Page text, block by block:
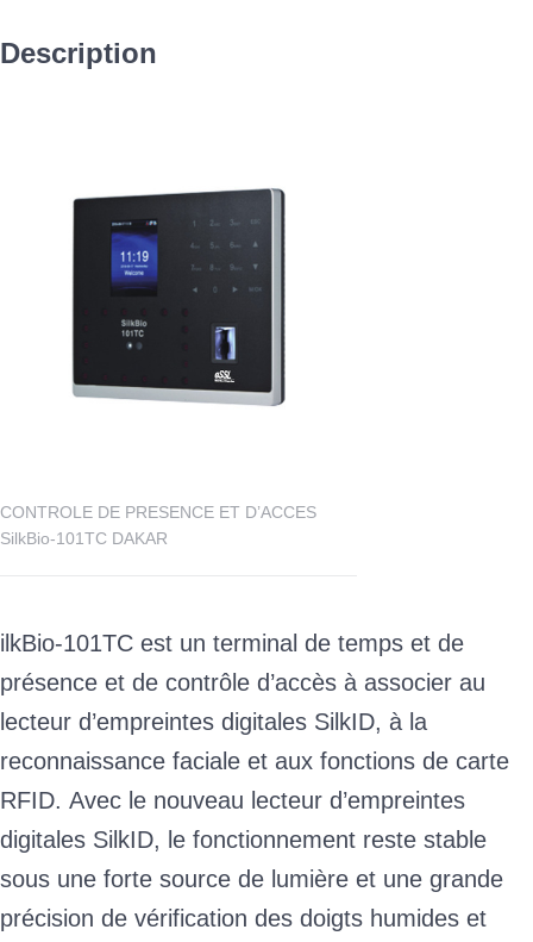
Description
CONTROLE DE PRESENCE ET D’ACCES
SilkBio-101TC DAKAR
ilkBio-101TC est un terminal de temps et de
présence et de contrôle d’accès à associer au
lecteur d’empreintes digitales SilkID, à la
reconnaissance faciale et aux fonctions de carte
RFID. Avec le nouveau lecteur d’empreintes
digitales SilkID, le fonctionnement reste stable
sous une forte source de lumière et une grande
précision de vérification des doigts humides et